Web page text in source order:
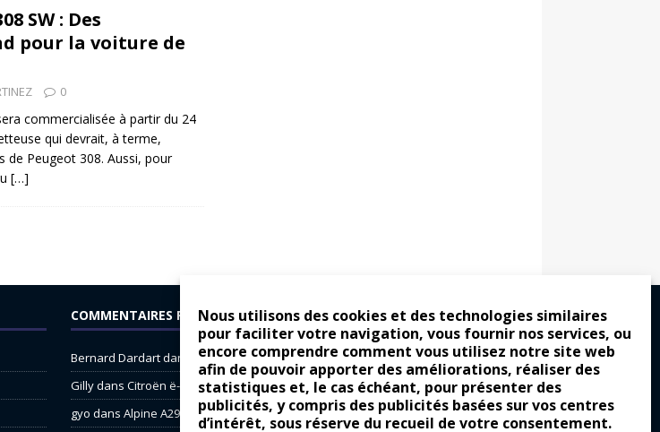
Nous utilisons des cookies et des technologies similaires
pour faciliter votre navigation, vous fournir nos services, ou
encore comprendre comment vous utilisez notre site web
afin de pouvoir apporter des améliorations, réaliser des
statistiques et, le cas échéant, pour présenter des
publicités, y compris des publicités basées sur vos centres
d’intérêt, sous réserve du recueil de votre consentement.
SW : Des
pour la voiture de
0
commercialisée à partir du 24
qui devrait, à terme,
de Peugeot 308. Aussi, pour
[…]
COMMENTAIRES RÉCENTS
Bernard Dardartdans
Dacia Sandero : pour les gens vrais
Gillydans Citroën ë-C3 : la révolution a commencé
gyo dans Alpine A290 : L’irrésistible attraction de la légèreté